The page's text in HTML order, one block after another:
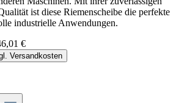
ist diese Riemenscheibe die perfekte
industrielle Anwendungen.
€
Versandkosten